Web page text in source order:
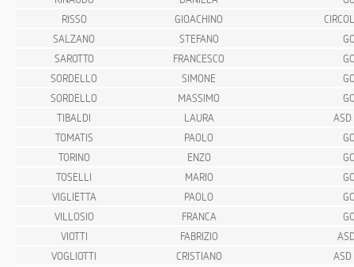
RISSO
GIOACHINO
SALZANO
STEFANO
SAROTTO
FRANCESCO
SORDELLO
SIMONE
SORDELLO
MASSIMO
TIBALDI
LAURA
ASD
TOMATIS
PAOLO
TORINO
ENZO
TOSELLI
MARIO
VIGLIETTA
PAOLO
VILLOSIO
FRANCA
VIOTTI
FABRIZIO
VOGLIOTTI
CRISTIANO ASD